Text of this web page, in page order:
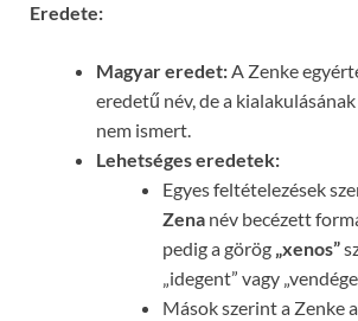
Eredete:
Magyar eredet:A Zenke
eredetű név, de a
nem ismert.
Lehetséges eredetek:
Egyes feltételezések
Zena név becézett
pedig a görög „xenos”
„idegent” vagy
Mások szerint a Zenke a